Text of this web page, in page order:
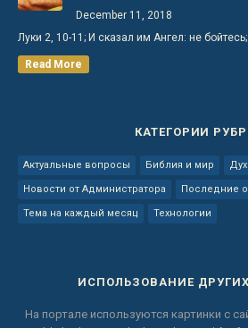
December 11, 2018
Луки 2, 10-11; И сказал им Ангел: не бойтесь;
Read More
КАТЕГОРИИ
Актуальные вопросы Библия и мир
Новости от Администратора Последние
Тема на каждый месяц Технологии
ИСПОЛЬЗОВАНИЕ
На портале используются картинки с